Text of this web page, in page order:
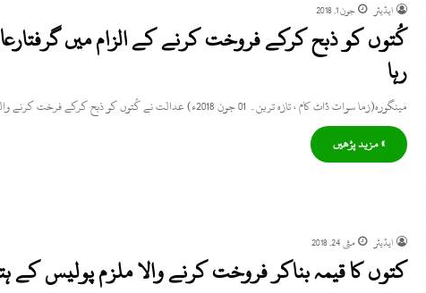
ایڈیٹر جون 1, 2018
کُتوں کو ذبح کرکے فروخت کرنے کے الزام میں
رہا
مینگورہ(زما سوات ڈاٹ کام ، تازہ ترین۔ 01 جون 2018ء) عدالت نے کُتوں کو ذبح کرکے فرخت کرنے والے ملزم…
» مزید پڑھیں
ایڈیٹر مئی 24, 2018
کتوں کا قیمہ بناکر فروخت کرنے والا ملزم پولیس کے